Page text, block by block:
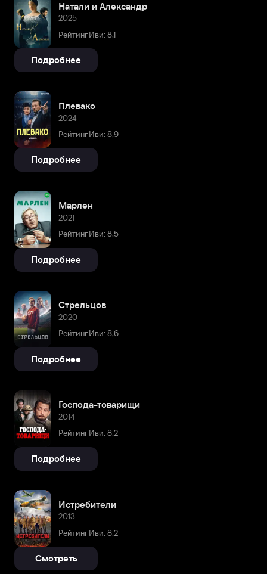
Натали и Александр
2025
Рейтинг Иви: 8,1
Подробнее
Плевако
2024
Рейтинг Иви: 8,9
Подробнее
Марлен
2021
Рейтинг Иви: 8,5
Подробнее
Стрельцов
2020
Рейтинг Иви: 8,6
Подробнее
Господа-товарищи
2014
Рейтинг Иви: 8,2
Подробнее
Истребители
2013
Рейтинг Иви: 8,2
Смотреть